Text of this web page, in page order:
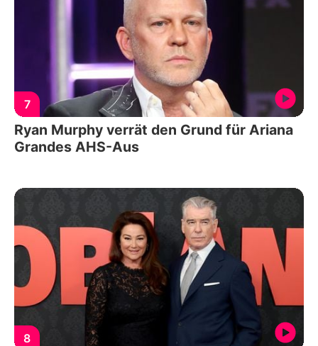
7
Ryan Murphy verrät den Grund für Ariana
Grandes AHS-Aus
8